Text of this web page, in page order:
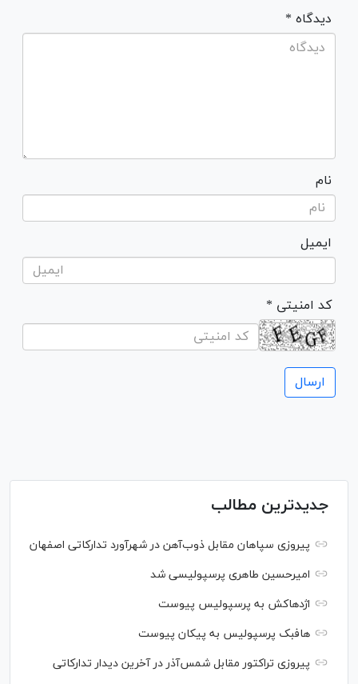
* دیدگاه
نام
ایمیل
* کد امنیتی
جدیدترین مطالب
پیروزی سپاهان مقابل ذوب‌آهن در شهرآورد تدارکاتی اصفهان
امیرحسین طاهری پرسپولیسی شد
اژدهاکش به پرسپولیس پیوست
هافبک پرسپولیس به پیکان پیوست
پیروزی تراکتور مقابل شمس‌آذر در آخرین دیدار تدارکاتی